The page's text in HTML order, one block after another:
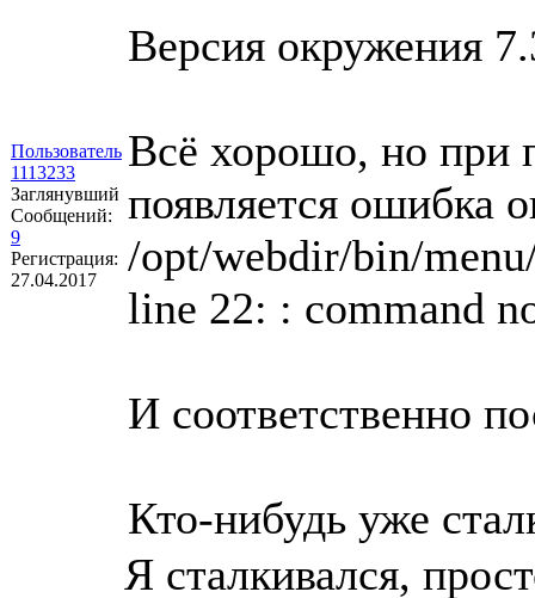
Пользователь
1113233
Заглянувший
Сообщений:
9
Регистрация:
27.04.2017
Версия окружения
Всё хорошо, но при
появляется ошибка
/opt/webdir/bin/
line 22: : command
И соответственно
Кто-нибудь уже
Я сталкивался,